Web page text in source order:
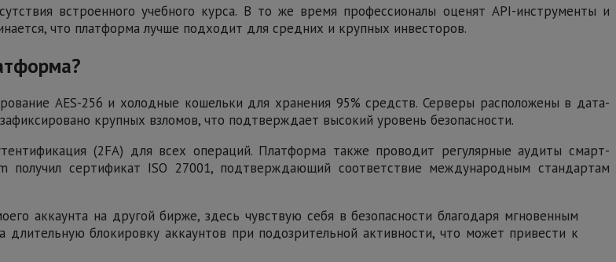
встроенного учебного курса. В то же время профессионалы оценят API-инструменты и
что платформа лучше подходит для средних и крупных инвесторов.
AES-256 и холодные кошельки для хранения 95% средств. Серверы расположены в дата-
крупных взломов, что подтверждает высокий уровень безопасности.
(2FA) для всех операций. Платформа также проводит регулярные аудиты смарт-
получил сертификат ISO 27001, подтверждающий соответствие международным стандартам
аккаунта на другой бирже, здесь чувствую себя в безопасности благодаря мгновенным
блокировку аккаунтов при подозрительной активности, что может привести к